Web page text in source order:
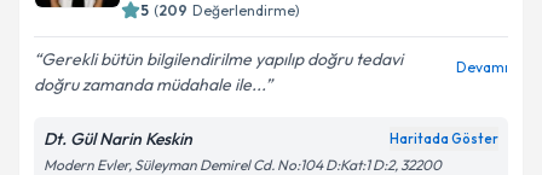
5 (209 Değerlendirme)
Gerekli bütün bilgilendirilme yapılıp doğru tedavi
doğru zamanda müdahale ile...
Devamı
Dt. Gül Narin Keskin Haritada Göster
Modern Evler, Süleyman Demirel Cd. No:104 D:Kat:1 D:2, 32200